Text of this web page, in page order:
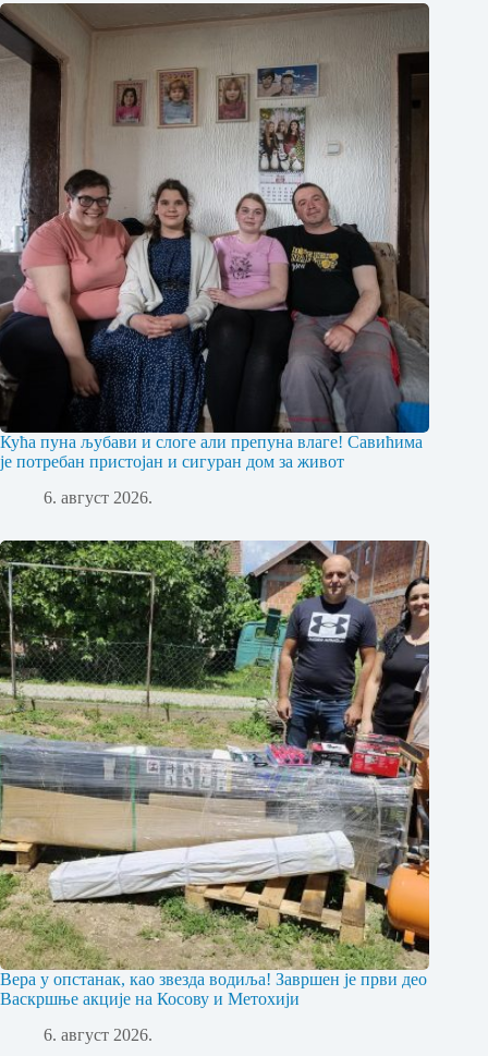
Кућа пуна љубави и слоге али препуна влаге! Савићима
је потребан пристојан и сигуран дом за живот
6. август 2026.
Вера у опстанак, као звезда водиља! Завршен је први део
Васкршње акције на Косову и Метохији
6. август 2026.